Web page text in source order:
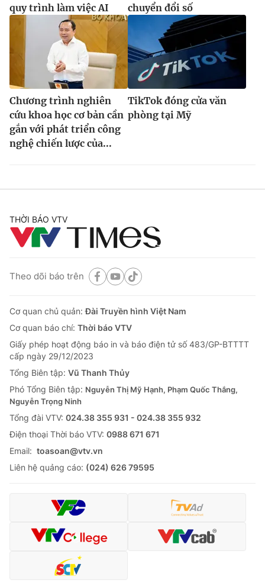
quy trình làm việc AI
chuyển đổi số
Chương trình nghiên
cứu khoa học cơ bản cần
gắn với phát triển công
nghệ chiến lược của...
TikTok đóng cửa văn
phòng tại Mỹ
THỜI BÁO VTV
Theo dõi báo trên
Cơ quan chủ quản:Đài Truyền hình Việt Nam
Cơ quan báo chí: Thời báo VTV
Giấy phép hoạt động báo in và báo điện tử số 483/GP-BTTTT
cấp ngày 29/12/2023
Tổng Biên tập: Vũ Thanh Thủy
Phó Tổng Biên tập: Nguyễn Thị Mỹ Hạnh, Phạm Quốc Thắng,
Nguyễn Trọng Ninh
Tổng đài VTV: 024.38 355 931 - 024.38 355 932
Ðiện thoại Thời báo VTV: 0988 671 671
Email: toasoan@vtv.vn
Liên hệ quảng cáo: (024) 626 79595